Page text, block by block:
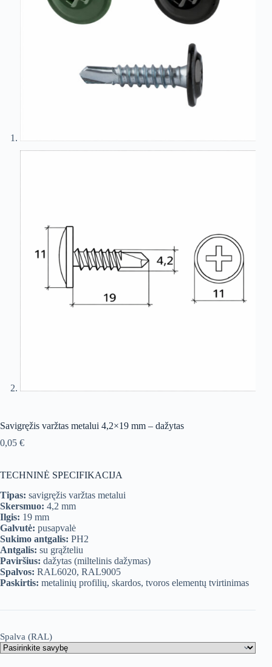
Savigręžis varžtas metalui 4,2×19 mm – dažytas
0,05 €
TECHNINĖ SPECIFIKACIJA
Tipas: savigręžis varžtas metalui
Skersmuo: 4,2 mm
Ilgis: 19 mm
Galvutė: pusapvalė
Sukimo antgalis: PH2
Antgalis: su grąžteliu
Paviršius: dažytas (miltelinis dažymas)
Spalvos: RAL6020, RAL9005
Paskirtis: metalinių profilių, skardos, tvoros elementų tvirtinimas
Spalva (RAL)